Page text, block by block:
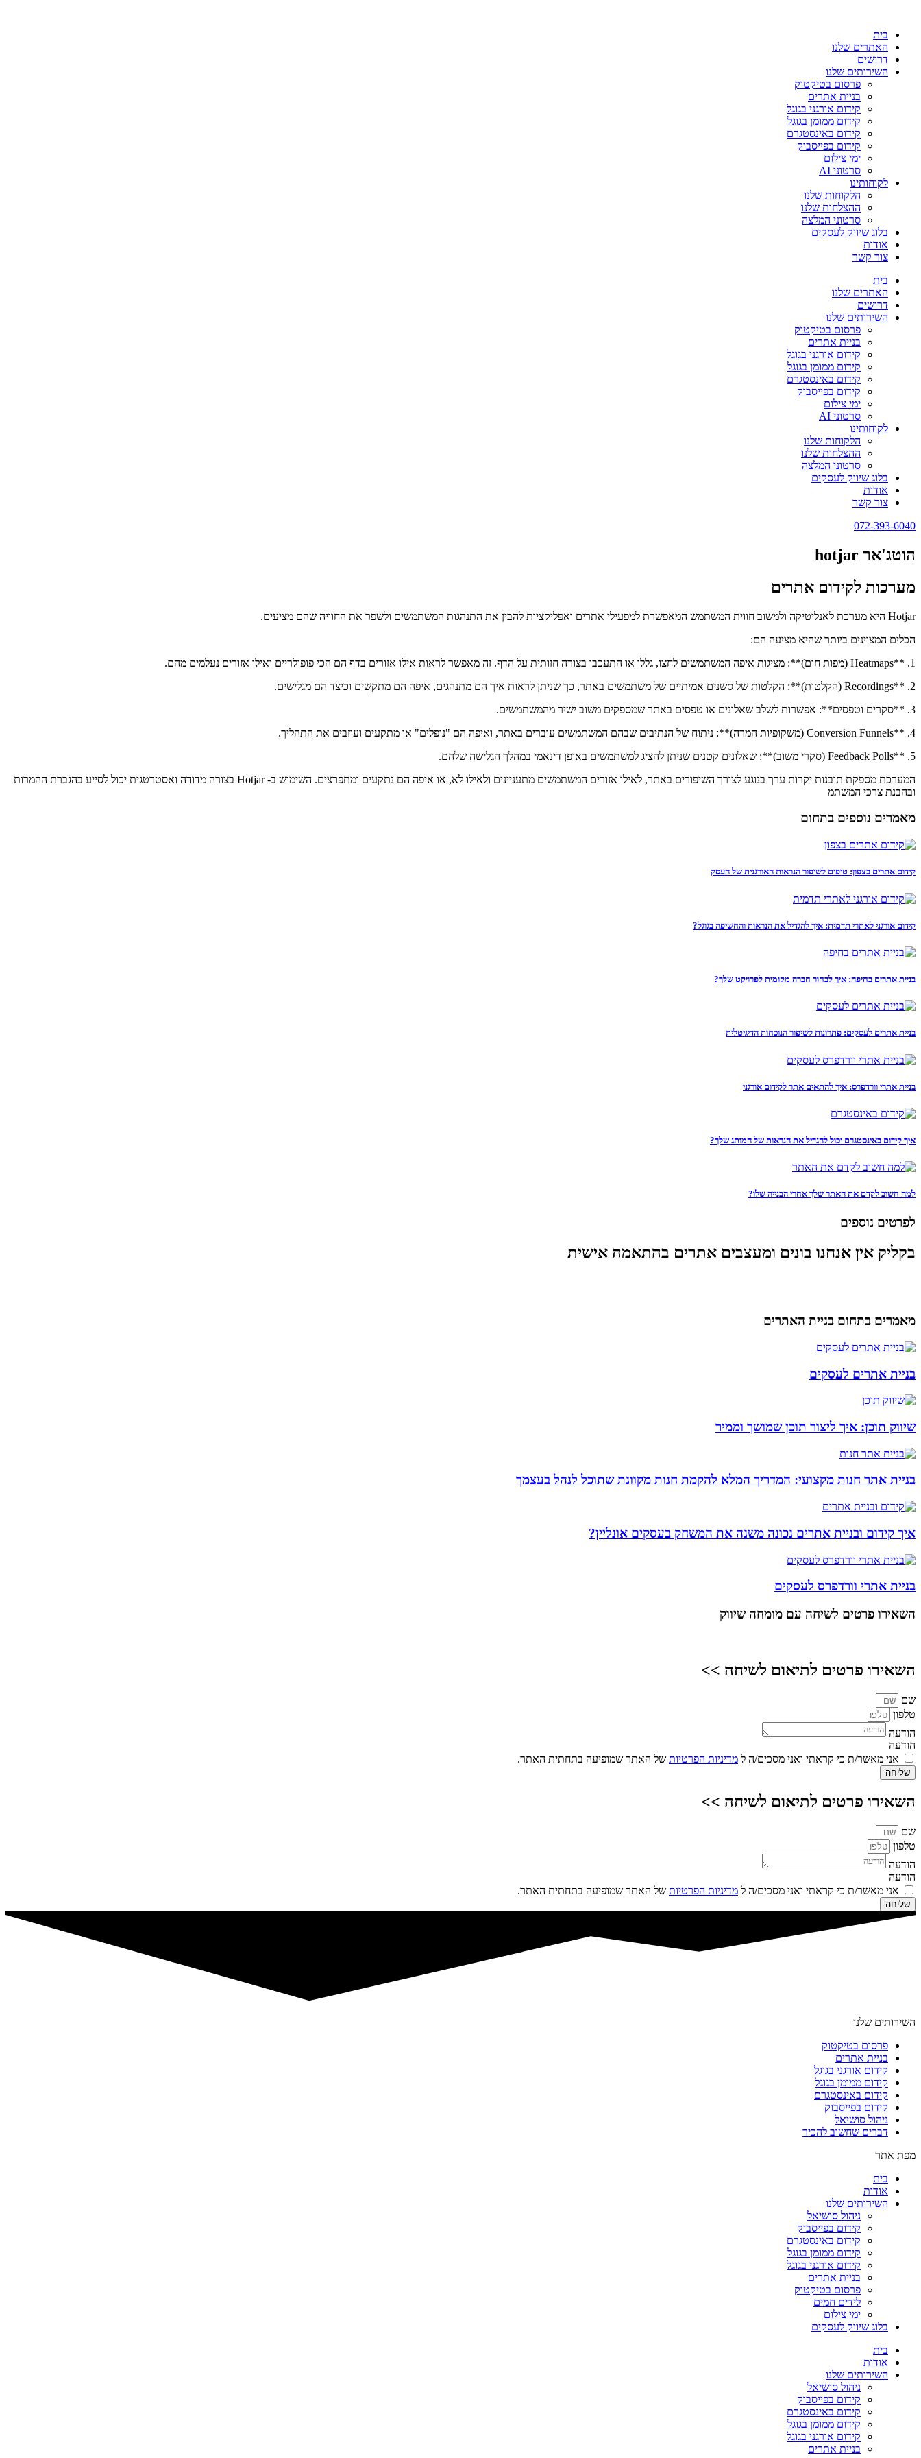
בית
האתרים שלנו
דרושים
השירותים שלנו
פרסום בטיקטוק
בניית אתרים
קידום אורגני בגוגל
קידום ממומן בגוגל
קידום באינסטגרם
קידום בפייסבוק
ימי צילום
סרטוני AI
לקוחותינו
הלקוחות שלנו
ההצלחות שלנו
סרטוני המלצה
בלוג שיווק לעסקים
אודות
צור קשר
בית
האתרים שלנו
דרושים
השירותים שלנו
פרסום בטיקטוק
בניית אתרים
קידום אורגני בגוגל
קידום ממומן בגוגל
קידום באינסטגרם
קידום בפייסבוק
ימי צילום
סרטוני AI
לקוחותינו
הלקוחות שלנו
ההצלחות שלנו
סרטוני המלצה
בלוג שיווק לעסקים
אודות
צור קשר
072-393-6040
הוטג'אר hotjar
מערכות לקידום אתרים
Hotjar היא מערכת לאנליטיקה ולמשוב חווית המשתמש המאפשרת למפעילי אתרים ואפליקציות להבין את התנהגות המשתמשים ולשפר את החוויה שהם מציעים.
הכלים המצוינים ביותר שהיא מציעה הם:
1. **Heatmaps (מפות חום)**: מציגות איפה המשתמשים לחצו, גללו או התעכבו בצורה חזותית על הדף. זה מאפשר לראות אילו אזורים בדף הם הכי פופולריים ואילו אזורים נעלמים מהם.
2. **Recordings (הקלטות)**: הקלטות של סשנים אמיתיים של משתמשים באתר, כך שניתן לראות איך הם מתנהגים, איפה הם מתקשים וכיצד הם מגלישים.
3. **סקרים וטפסים**: אפשרות לשלב שאלונים או טפסים באתר שמספקים משוב ישיר מהמשתמשים.
4. **Conversion Funnels (משקופיות המרה)**: ניתוח של הנתיבים שבהם המשתמשים עוברים באתר, ואיפה הם "נופלים" או מתקעים ועוזבים את התהליך.
5. **Feedback Polls (סקרי משוב)**: שאלונים קטנים שניתן להציג למשתמשים באופן דינאמי במהלך הגלישה שלהם.
המערכת מספקת תובנות יקרות ערך בנוגע לצורך השיפורים באתר, לאילו אזורים המשתמשים מתעניינים ולאילו לא, או איפה הם נתקעים ומתפרצים. השימוש ב- Hotjar בצורה מדודה ואסטרטגית יכול לסייע בהגברת ההמרות
ובהבנת צרכי המשתמ
מאמרים נוספים בתחום
קידום אתרים בצפון: טיפים לשיפור הנראות האורגנית של העסק
קידום אורגני לאתרי תדמית: איך להגדיל את הנראות והחשיפה בגוגל?
בניית אתרים בחיפה: איך לבחור חברה מקומית לפרויקט שלך?
בניית אתרים לעסקים: פתרונות לשיפור הנוכחות הדיגיטלית
בניית אתרי וורדפרס: איך להתאים אתר לקידום אורגני
איך קידום באינסטגרם יכול להגדיל את הנראות של המותג שלך?
למה חשוב לקדם את האתר שלך אחרי הבנייה שלו?
לפרטים נוספים
בקליק אין אנחנו בונים ומעצבים אתרים בהתאמה אישית
מאמרים בתחום בניית האתרים
בניית אתרים לעסקים
שיווק תוכן: איך ליצור תוכן שמושך וממיר
בניית אתר חנות מקצועי: המדריך המלא להקמת חנות מקוונת שתוכל לנהל בעצמך
איך קידום ובניית אתרים נכונה משנה את המשחק בעסקים אונליין?
בניית אתרי וורדפרס לעסקים
השאירו פרטים לשיחה עם מומחה שיווק
השאירו פרטים לתיאום לשיחה >>
שם
טלפון
הודעה
הודעה
אני מאשר/ת כי קראתי ואני מסכים/ה ל מדיניות הפרטיות של האתר שמופיעה בתחתית האתר.
שליחה
השאירו פרטים לתיאום לשיחה >>
שם
טלפון
הודעה
הודעה
אני מאשר/ת כי קראתי ואני מסכים/ה ל מדיניות הפרטיות של האתר שמופיעה בתחתית האתר.
שליחה
השירותים שלנו
פרסום בטיקטוק
בניית אתרים
קידום אורגני בגוגל
קידום ממומן בגוגל
קידום באינסטגרם
קידום בפייסבוק
ניהול סושיאל
דברים שחשוב להכיר
מפת אתר
בית
אודות
השירותים שלנו
ניהול סושיאל
קידום בפייסבוק
קידום באינסטגרם
קידום ממומן בגוגל
קידום אורגני בגוגל
בניית אתרים
פרסום בטיקטוק
לידים חמים
ימי צילום
בלוג שיווק לעסקים
בית
אודות
השירותים שלנו
ניהול סושיאל
קידום בפייסבוק
קידום באינסטגרם
קידום ממומן בגוגל
קידום אורגני בגוגל
בניית אתרים